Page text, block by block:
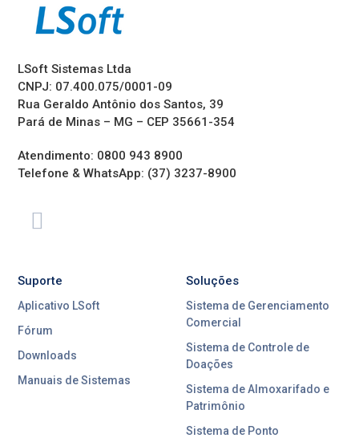
LSoft Sistemas Ltda
CNPJ: 07.400.075/0001-09
Rua Geraldo Antônio dos Santos, 39
Pará de Minas – MG – CEP 35661-354
Atendimento: 0800 943 8900
Telefone & WhatsApp: (37) 3237-8900
Suporte
Aplicativo LSoft
Fórum
Downloads
Manuais de Sistemas
Soluções
Sistema de Gerenciamento
Comercial
Sistema de Controle de
Doações
Sistema de Almoxarifado e
Patrimônio
Sistema de Ponto